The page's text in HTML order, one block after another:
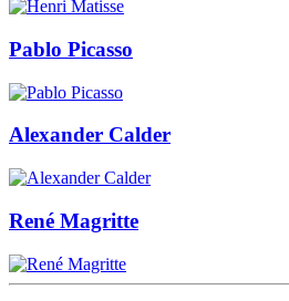
Pablo Picasso
Alexander Calder
René Magritte